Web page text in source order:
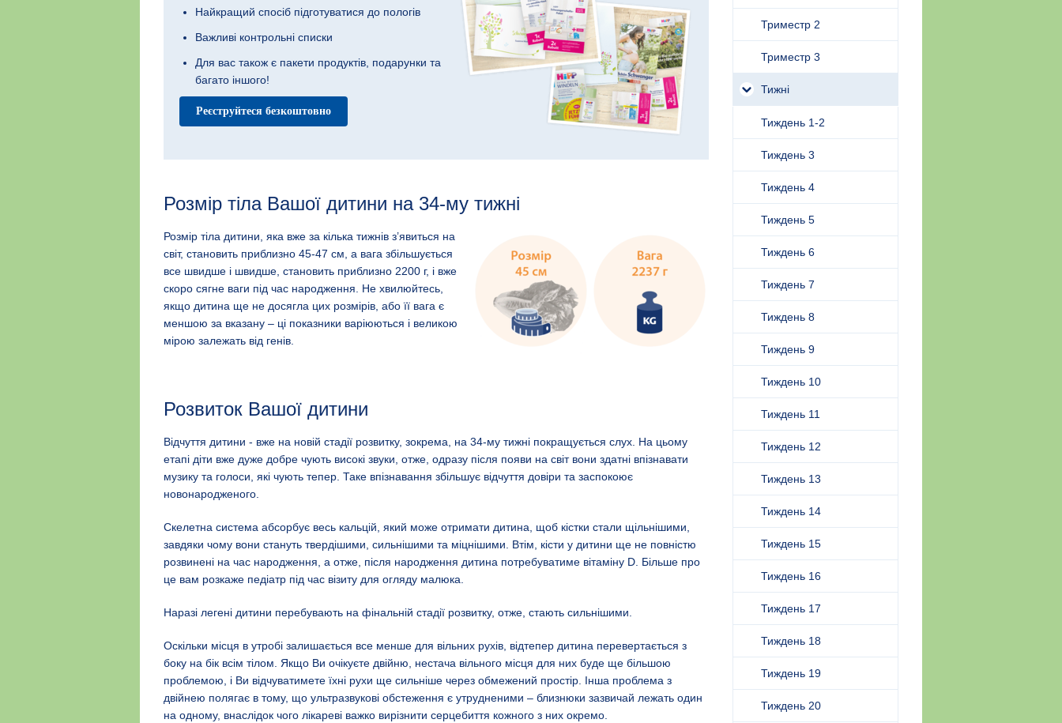
Найкращий спосіб підготуватися до пологів
Важливі контрольні списки
Для вас також є пакети продуктів, подарунки та
багато іншого!
Реєструйтеся безкоштовно
Розмір тіла Вашої дитини на 34-му тижні
Розмір тіла дитини, яка вже за кілька тижнів з’явиться на
світ, становить приблизно 45-47 см, а вага збільшується
все швидше і швидше, становить приблизно 2200 г, і вже
скоро сягне ваги під час народження. Не хвилюйтесь,
якщо дитина ще не досягла цих розмірів, або її вага є
меншою за вказану – ці показники варіюються і великою
мірою залежать від генів.
Розвиток Вашої дитини
Відчуття дитини - вже на новій стадії розвитку, зокрема, на 34-му тижні покращується слух. На цьому
етапі діти вже дуже добре чують високі звуки, отже, одразу після появи на світ вони здатні впізнавати
музику та голоси, які чують тепер. Таке впізнавання збільшує відчуття довіри та заспокоює
новонародженого.
Скелетна система абсорбує весь кальцій, який може отримати дитина, щоб кістки стали щільнішими,
завдяки чому вони стануть твердішими, сильнішими та міцнішими. Втім, кісти у дитини ще не повністю
розвинені на час народження, а отже, після народження дитина потребуватиме вітаміну D. Більше про
це вам розкаже педіатр під час візиту для огляду малюка.
Наразі легені дитини перебувають на фінальній стадії розвитку, отже, стають сильнішими.
Оскільки місця в утробі залишається все менше для вільних рухів, відтепер дитина перевертається з
боку на бік всім тілом. Якщо Ви очікуєте двійню, нестача вільного місця для них буде ще більшою
проблемою, і Ви відчуватимете їхні рухи ще сильніше через обмежений простір. Інша проблема з
двійнею полягає в тому, що ультразвукові обстеження є утрудненими – близнюки зазвичай лежать один
на одному, внаслідок чого лікареві важко вирізнити серцебиття кожного з них окремо.
Триместр 2
Триместр 3
Тижні
Тиждень 1-2
Тиждень 3
Тиждень 4
Тиждень 5
Тиждень 6
Тиждень 7
Тиждень 8
Тиждень 9
Тиждень 10
Тиждень 11
Тиждень 12
Тиждень 13
Тиждень 14
Тиждень 15
Тиждень 16
Тиждень 17
Тиждень 18
Тиждень 19
Тиждень 20